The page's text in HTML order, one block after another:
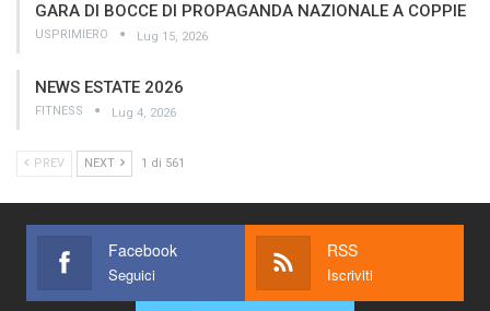
GARA DI BOCCE DI PROPAGANDA NAZIONALE A COPPIE
USPRIMIERO Lug 15, 2026
NEWS ESTATE 2026
FITNESS Lug 4, 2026
PREV NEXT 1 di 561
Facebook
Seguici
RSS
Iscriviti